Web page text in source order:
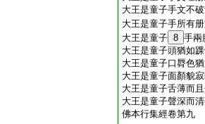
大王是童子手文不
大王是童子手所有
大王是童子 8 手兩
大王是童子頭猶如
大王是童子口脣色
大王是童子面顏貌
大王是童子舌薄而
大王是童子聲深而
佛本行集經卷第九